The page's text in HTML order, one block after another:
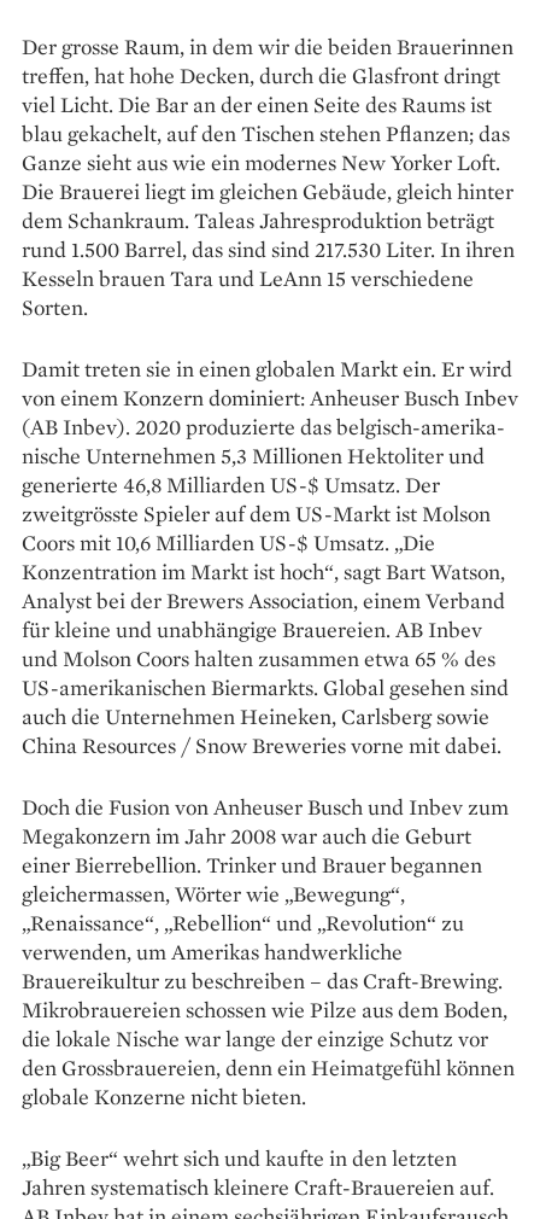
Der grosse Raum, in dem wir die beiden Brauerinnen
treffen, hat hohe Decken, durch die Glasfront dringt
viel Licht. Die Bar an der einen Seite des Raums ist
blau gekachelt, auf den Tischen stehen Pflanzen; das
Ganze sieht aus wie ein modernes New Yorker Loft.
Die Brauerei liegt im gleichen Gebäude, gleich hinter
dem Schankraum. Taleas Jahresproduktion beträgt
rund 1.500 Barrel, das sind sind 217.530 Liter. In ihren
Kesseln brauen Tara und LeAnn 15 verschiedene
Sorten.
Damit treten sie in einen globalen Markt ein. Er wird
von einem Konzern dominiert: Anheuser Busch Inbev
(AB Inbev). 2020 produzierte das belgisch-amerika­
nische Unternehmen 5,3 Millionen Hektoliter und
generierte 46,8 Milliarden US-$ Umsatz. Der
zweitgrösste Spieler auf dem US-Markt ist Molson
Coors mit 10,6 Milliarden US-$ Umsatz. „Die
Konzentration im Markt ist hoch“, sagt Bart Watson,
Analyst bei der Brewers Association, einem Verband
für kleine und unabhängige Brauereien. AB Inbev
und Molson Coors halten zusammen etwa 65 % des
US-amerikanischen Biermarkts. Global gesehen sind
auch die Unternehmen Heineken, Carlsberg sowie
China Resources / Snow Breweries vorne mit dabei.
Doch die Fusion von Anheuser Busch und Inbev zum
Megakonzern im Jahr 2008 war auch die Geburt
einer Bierrebellion. Trinker und Brauer begannen
gleichermassen, Wörter wie „Bewegung“,
„Renaissance“, „Rebellion“ und „Revolution“ zu
verwenden, um Amerikas hand­werkliche
Brauereikultur zu beschreiben – das Craft-Brewing.
Mikrobrauereien schossen wie Pilze aus dem Boden,
die lokale Nische war lange der einzige Schutz vor
den Grossbrauereien, denn ein Heimat­gefühl können
globale Konzerne nicht bieten.
„Big Beer“ wehrt sich und kaufte in den letzten
Jahren systematisch kleinere Craft-Brauereien auf.